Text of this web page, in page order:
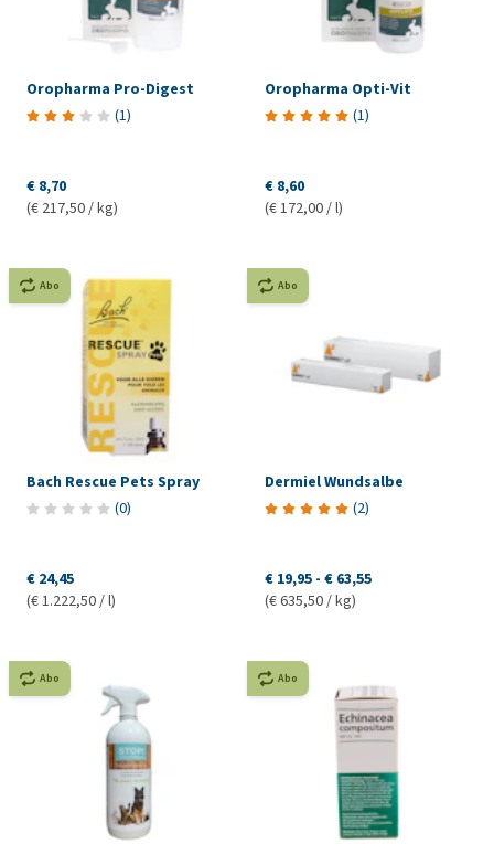
Oropharma Pro-Digest
(1)
€ 8,70
(€ 217,50 / kg)
Oropharma Opti-Vit
(1)
€ 8,60
(€ 172,00 / l)
Abo
Bach Rescue Pets Spray
(0)
€ 24,45
(€ 1.222,50 / l)
Abo
Dermiel Wundsalbe
(2)
€ 19,95 - € 63,55
(€ 635,50 / kg)
Abo Abo